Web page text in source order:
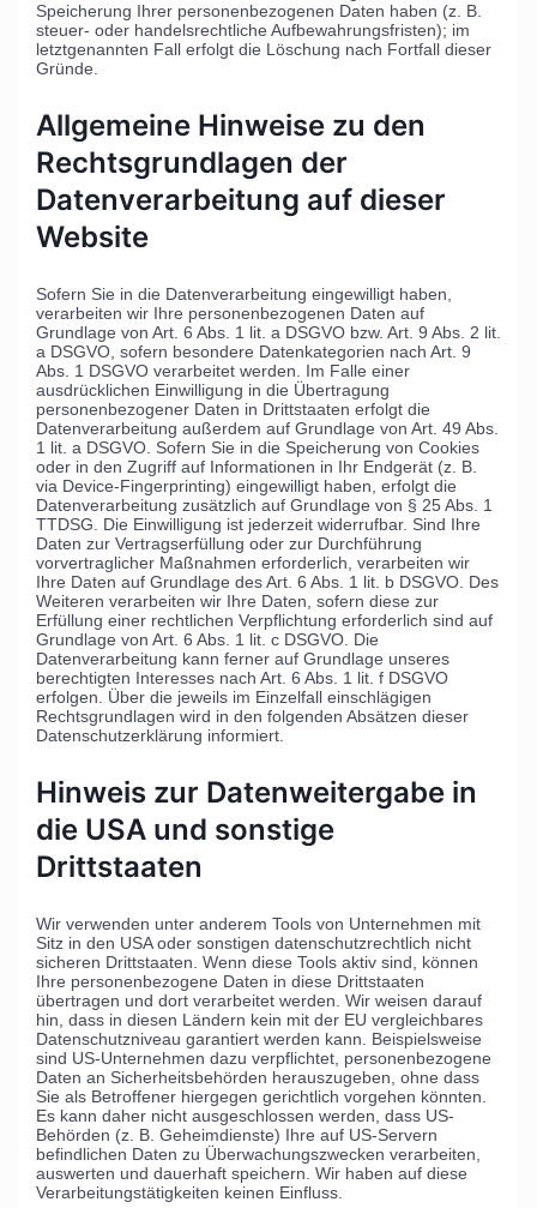
Speicherung Ihrer personenbezogenen Daten haben (z. B.
steuer- oder handelsrechtliche Aufbewahrungsfristen); im
letztgenannten Fall erfolgt die Löschung nach Fortfall dieser
Gründe.
Allgemeine Hinweise zu den
Rechtsgrundlagen der
Datenverarbeitung auf dieser
Website
Sofern Sie in die Datenverarbeitung eingewilligt haben,
verarbeiten wir Ihre personenbezogenen Daten auf
Grundlage von Art. 6 Abs. 1 lit. a DSGVO bzw. Art. 9 Abs. 2 lit.
a DSGVO, sofern besondere Datenkategorien nach Art. 9
Abs. 1 DSGVO verarbeitet werden. Im Falle einer
ausdrücklichen Einwilligung in die Übertragung
personenbezogener Daten in Drittstaaten erfolgt die
Datenverarbeitung außerdem auf Grundlage von Art. 49 Abs.
1 lit. a DSGVO. Sofern Sie in die Speicherung von Cookies
oder in den Zugriff auf Informationen in Ihr Endgerät (z. B.
via Device-Fingerprinting) eingewilligt haben, erfolgt die
Datenverarbeitung zusätzlich auf Grundlage von § 25 Abs. 1
TTDSG. Die Einwilligung ist jederzeit widerrufbar. Sind Ihre
Daten zur Vertragserfüllung oder zur Durchführung
vorvertraglicher Maßnahmen erforderlich, verarbeiten wir
Ihre Daten auf Grundlage des Art. 6 Abs. 1 lit. b DSGVO. Des
Weiteren verarbeiten wir Ihre Daten, sofern diese zur
Erfüllung einer rechtlichen Verpflichtung erforderlich sind auf
Grundlage von Art. 6 Abs. 1 lit. c DSGVO. Die
Datenverarbeitung kann ferner auf Grundlage unseres
berechtigten Interesses nach Art. 6 Abs. 1 lit. f DSGVO
erfolgen. Über die jeweils im Einzelfall einschlägigen
Rechtsgrundlagen wird in den folgenden Absätzen dieser
Datenschutzerklärung informiert.
Hinweis zur Datenweitergabe in
die USA und sonstige
Drittstaaten
Wir verwenden unter anderem Tools von Unternehmen mit
Sitz in den USA oder sonstigen datenschutzrechtlich nicht
sicheren Drittstaaten. Wenn diese Tools aktiv sind, können
Ihre personenbezogene Daten in diese Drittstaaten
übertragen und dort verarbeitet werden. Wir weisen darauf
hin, dass in diesen Ländern kein mit der EU vergleichbares
Datenschutzniveau garantiert werden kann. Beispielsweise
sind US-Unternehmen dazu verpflichtet, personenbezogene
Daten an Sicherheitsbehörden herauszugeben, ohne dass
Sie als Betroffener hiergegen gerichtlich vorgehen könnten.
Es kann daher nicht ausgeschlossen werden, dass US-
Behörden (z. B. Geheimdienste) Ihre auf US-Servern
befindlichen Daten zu Überwachungszwecken verarbeiten,
auswerten und dauerhaft speichern. Wir haben auf diese
Verarbeitungstätigkeiten keinen Einfluss.